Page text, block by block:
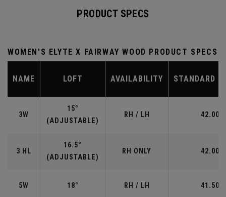
PRODUCT SPECS
WOMEN'S ELYTE X FAIRWAY WOOD PRODUCT SPECS
NAME LOFT AVAILABILITY STANDARD
3W
15°
(ADJUSTABLE)
RH / LH 42.00"
3 HL
16.5°
(ADJUSTABLE)
RH ONLY 42.00"
5W 18° RH / LH 41.50"